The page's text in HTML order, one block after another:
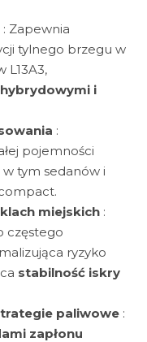
: Zapewnia
tylnego brzegu w
L13A3,
i
:
pojemności
tym sedanów i
miejskich :
częstego
ryzyko
stabilność iskry
paliwowe :
zapłonu